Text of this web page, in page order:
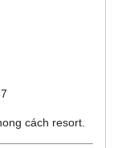
cách resort.